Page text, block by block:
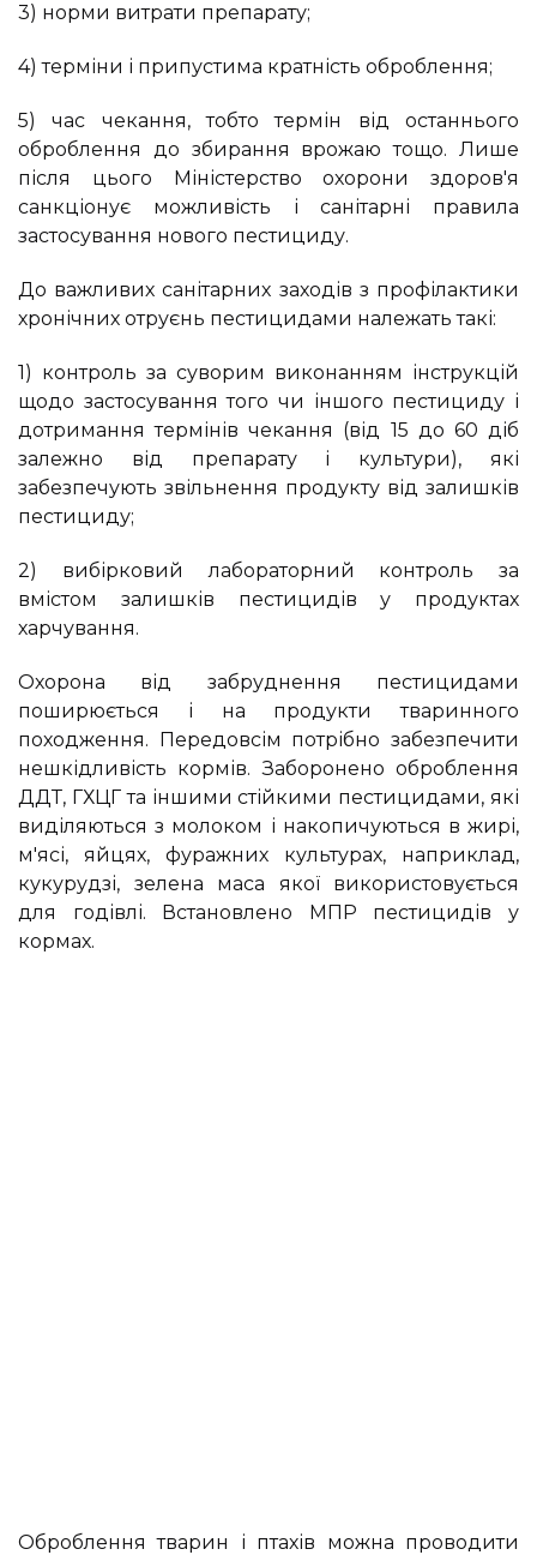
3) норми витрати препарату;
4) терміни і припустима кратність оброблення;
5) час чекання, тобто термін від останнього
оброблення до збирання врожаю тощо. Лише
після цього Міністерство охорони здоров'я
санкціонує можливість і санітарні правила
застосування нового пестициду.
До важливих санітарних заходів з профілактики
хронічних отруєнь пестицидами належать такі:
1) контроль за суворим виконанням інструкцій
щодо застосування того чи іншого пестициду і
дотримання термінів чекання (від 15 до 60 діб
залежно від препарату і культури), які
забезпечують звільнення продукту від залишків
пестициду;
2) вибірковий лабораторний контроль за
вмістом залишків пестицидів у продуктах
харчування.
Охорона від забруднення пестицидами
поширюється і на продукти тваринного
походження. Передовсім потрібно забезпечити
нешкідливість кормів. Заборонено оброблення
ДДТ, ГХЦГ та іншими стійкими пестицидами, які
виділяються з молоком і накопичуються в жирі,
м'ясі, яйцях, фуражних культурах, наприклад,
кукурудзі, зелена маса якої використовується
для годівлі. Встановлено МПР пестицидів у
кормах.
Оброблення тварин і птахів можна проводити